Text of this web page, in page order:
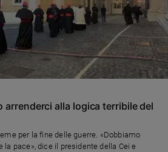
arrenderci alla logica terribile del
per la fine delle guerre. «Dobbiamo
pace», dice il presidente della Cei e